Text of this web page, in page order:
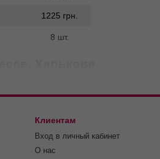
1225 грн.
8 шт.
и вид в целом. А это обеспечивает
выпечки
правильной выпечки делятся
Клиентам
Вход в личный кабинет
О нас